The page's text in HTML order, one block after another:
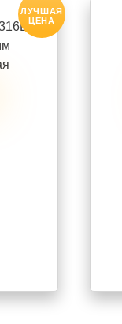
ЛУЧШАЯ
ЦЕНА